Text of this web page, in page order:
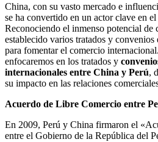
China, con su vasto mercado e
se ha convertido en un actor clave en
Reconociendo el inmenso potencial de
establecido varios tratados y
para fomentar el comercio
enfocaremos en los tratados y
internacionales entre China y Perú,
su impacto en las relaciones
Acuerdo de Libre Comercio entre
En 2009, Perú y China firmaron el
entre el Gobierno de la República del